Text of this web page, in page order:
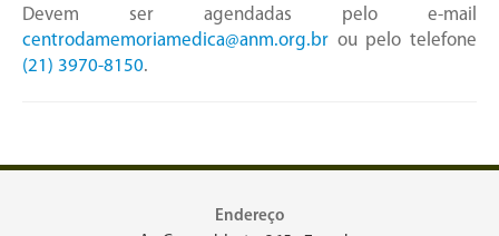
Devem ser agendadas pelo e-mail
centrodamemoriamedica@anm.org.br ou pelo telefone
(21) 3970-8150.
Endereço